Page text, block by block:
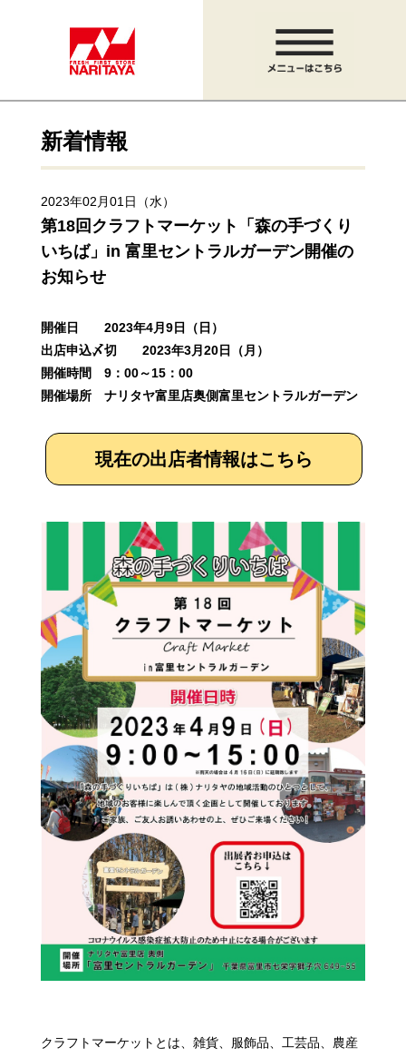
新着情報
2023年02月01日（水）
第18回クラフトマーケット「森の手づくり
いちば」 in 富里セントラルガーデン開催の
お知らせ
開催日 2023年4月9日（日）
出店申込〆切 2023年3月20日（月）
開催時間 9：00～15：00
開催場所 ナリタヤ富里店奥側富里セントラルガーデン
現在の出店者情報はこちら
クラフトマーケットとは、 雑貨、服飾品、工芸品、農産